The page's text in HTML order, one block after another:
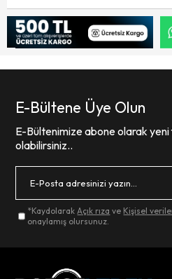
E-Bültene Üye Olun
E-Bültenimize abone olarak
olabilirsiniz..
*KaydolarakAçık rıza ve Kişisel
onaylamış olursunuz.